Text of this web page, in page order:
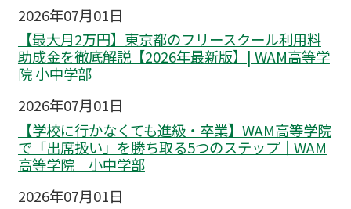
2026年07月01日
【最大月2万円】東京都のフリースクール利用料
助成金を徹底解説【2026年最新版】| WAM高等学
院 小中学部
2026年07月01日
【学校に行かなくても進級・卒業】WAM高等学院
で「出席扱い」を勝ち取る5つのステップ｜WAM
高等学院 小中学部
2026年07月01日